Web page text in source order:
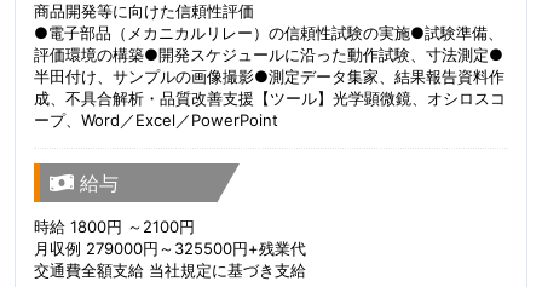
商品開発等に向けた信頼性評価
●電子部品（メカニカルリレー）の信頼性試験の実施●試験準備、
評価環境の構築●開発スケジュールに沿った動作試験、寸法測定●
半田付け、サンプルの画像撮影●測定データ集家、結果報告資料作
成、不具合解析・品質改善支援【ツール】光学顕微鏡、オシロスコ
ープ、Word／Excel／PowerPoint
給与
時給 1800円 ～2100円
月収例 279000円～325500円+残業代
交通費全額支給 当社規定に基づき支給